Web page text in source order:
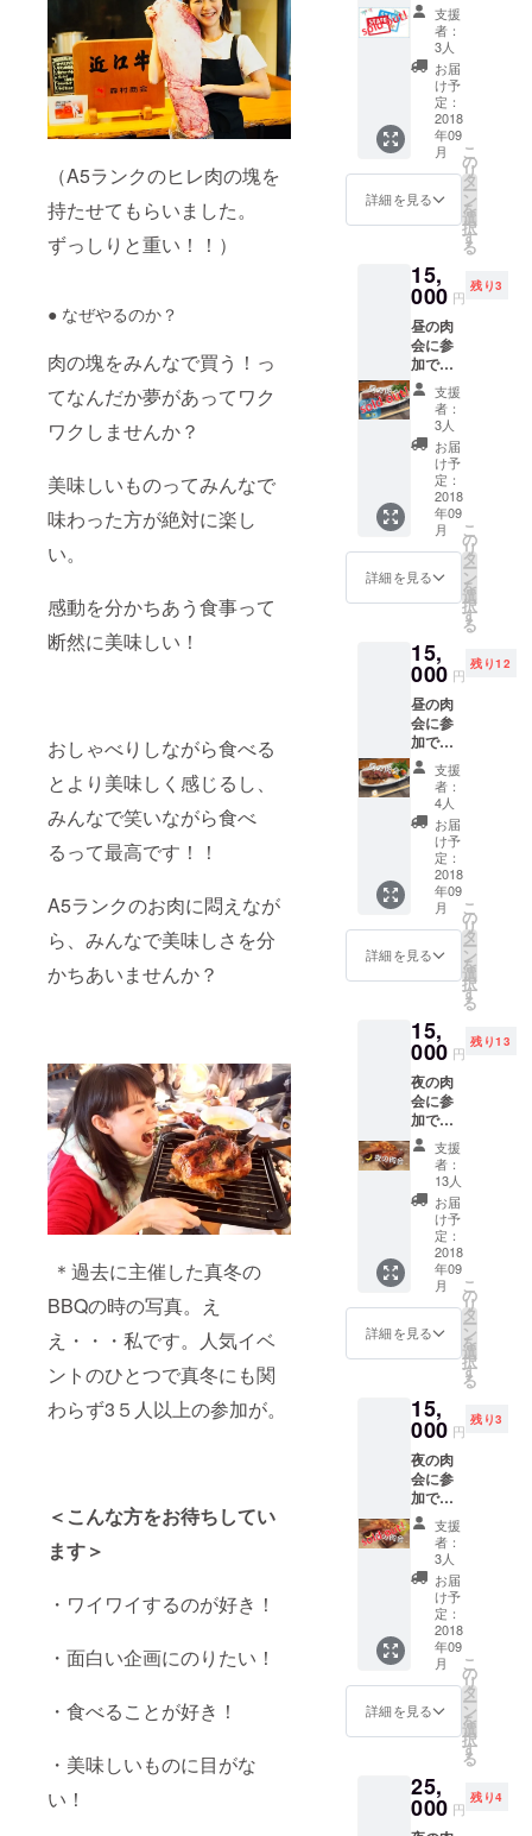
（A5ランクのヒレ肉の塊を
持たせてもらいました。
ずっしりと重い！！）
● なぜやるのか？
肉の塊をみんなで買う！っ
てなんだか夢があってワク
ワクしませんか？
美味しいものってみんなで
味わった方が絶対に楽し
い。
感動を分かちあう食事って
断然に美味しい！
おしゃべりしながら食べる
とより美味しく感じるし、
みんなで笑いながら食べ
るって最高です！！
A5ランクのお肉に悶えなが
ら、みんなで美味しさを分
かちあいませんか？
＊過去に主催した真冬の
BBQの時の写真。え
え・・・私です。人気イベ
ントのひとつで真冬にも関
わらず3５人以上の参加が。
＜こんな方をお待ちしてい
ます＞
・ワイワイするのが好き！
・面白い企画にのりたい！
・食べることが好き！
・美味しいものに目がな
い！
という
気持ち
の方は
よろし
くお願
いしま
す！ ＜
レポー
ト内容
＞ ・ク
ラウド
功させ
るコツ
・いつ
も満員
御礼に
なる人
気イベ
ントの
作り方
てくだ
さる
方。 昼
と夜ど
ちらの
肉会も
フリー
パスで
す。 も
ちろ
ん！食
べた分
しっか
り働い
てもら
います
（笑）
当日
は、身
体とお
腹をあ
けてお
いてお
いて下
さい
（どち
らかの
時間帯
しか手
くださ
い）。
支援
者：
3人
お届
け予
定：
2018
年09
月
詳細を見る
こ
の
リ
タ
ー
ン
を
選
択
す
る
15,
000 円
残り3
昼の肉
会に参
加でき
ます！
先着３
名様に
2,000円
のラン
チ無料
券が付
いてま
す！
◯ 9月
7日
（金）
昼の
会
12半〜
14時ご
ろま
で
A5ラン
クのお
肉をお
約束。1
人約300
グラム
の予定
です。
（食べ
きれな
い場合
は真空
可） ＊
上記以
外の飲
み物を
注文し
た方は
別途料
金が必
要です
＊ラン
チは平
日の火
曜日の
み営業
です
（事前
に予約
支援
者：
3人
お届
け予
定：
2018
年09
月
詳細を見る
こ
の
リ
タ
ー
ン
を
選
択
す
る
15,
000 円
残り12
昼の肉
会に参
加でき
ます！
◯ 9月
（金）
昼の
会
12半〜
14時ご
ろま
で
A5ラン
クのお
約束。1
人約300
グラム
までの
予定で
す （食
べきれ
ない場
合は真
空にし
て持ち
帰りも
可）。
＊上記
以外の
飲み物
を注文
必要で
す
支援
者：
4人
お届
け予
定：
2018
年09
月
詳細を見る
こ
の
リ
タ
ー
ン
を
選
択
す
る
15,
000 円
残り13
夜の肉
会に参
加でき
ます！
◯ 9月
（金）
夜の
会
18時
半〜20
時半ご
ろま
で
A5ラン
肉をお
約束。1
人約300
グラム
の予定
です。
（食べ
きれな
い場合
は真空
にして
持ち帰
りも
可） ＊
上記以
外の飲
み物を
金が必
要です
支援
者：
13人
お届
け予
定：
2018
年09
月
詳細を見る
こ
の
リ
タ
ー
ン
を
選
択
す
る
15,
000 円
残り3
夜の肉
会に参
加でき
ます！
先着３
名様に
2,000円
のラン
チ無料
券が付
いてま
す！
◯ 9月
7日
（金）
夜の
会
18時
半〜20
支援
者：
3人
お届
け予
定：
2018
年09
月
詳細を見る
こ
の
リ
タ
ー
ン
を
選
択
す
る
25,
000 円
残り4